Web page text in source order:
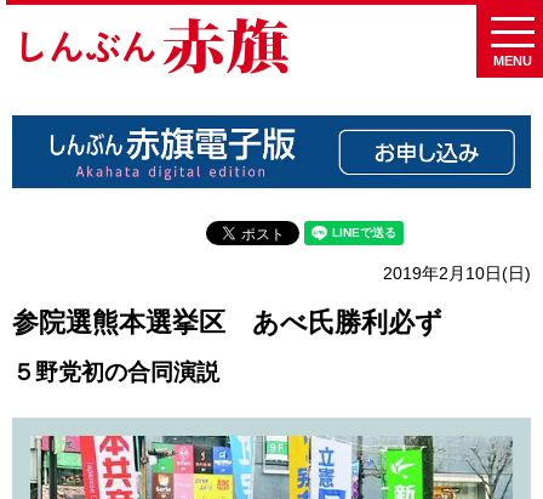
MENU
2019年2月10日(日)
参院選熊本選挙区 あべ氏勝利必ず
５野党初の合同演説